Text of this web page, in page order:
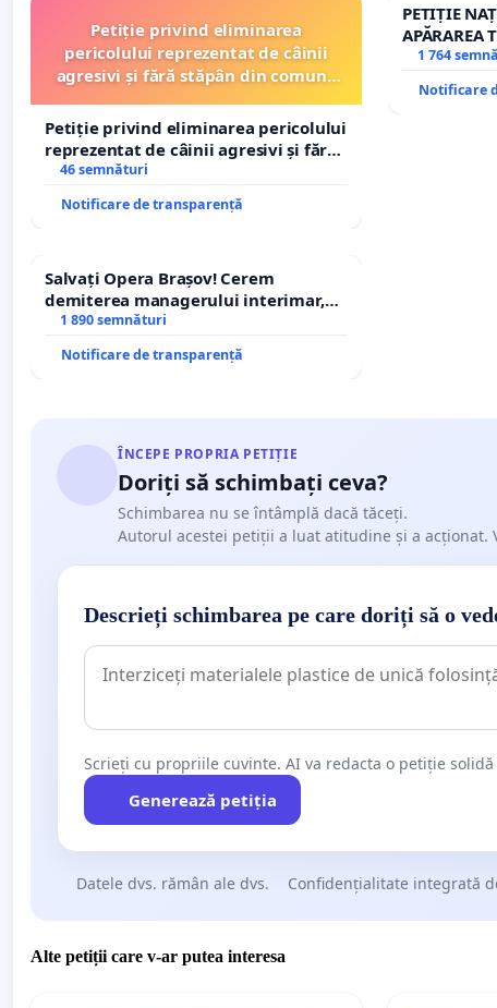
Petiție privind eliminarea
pericolului reprezentat de câinii
agresivi și fără stăpân din comuna
Petiție privind eliminarea pericolului
reprezentat de câinii agresivi și fără
stăpân din comuna Tunari
46 semnături
Notificare de transparență
PETIȚIE
APĂRAREA
1 764
Notificare
Salvați Opera Brașov! Cerem
demiterea managerului interimar,
Petrean Lucian-Marius!
1 890 semnături
Notificare de transparență
ÎNCEPE PROPRIA PETIȚIE
Doriți să schimbați ceva?
Schimbarea nu se întâmplă dacă tăceți.
Autorul acestei petiții a luat atitudine și a acționat.
Descrieți schimbarea pe care doriți să o
Scrieți cu propriile cuvinte. AI va redacta o petiție
Generează petiția
Datele dvs. rămân ale dvs. Confidențialitate integrată
Alte petiții care v-ar putea interesa